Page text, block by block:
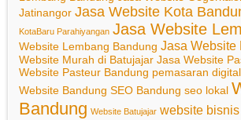
Jatinangor Jasa Website Kota
KotaBaru Parahiyangan Jasa Website
Website Lembang Bandung Jasa Website
Website Murah di Batujajar Jasa Website
Website Pasteur Bandung pemasaran digital
Website Bandung SEO Bandung seo lokal
Bandung Website Batujajar website bisnis